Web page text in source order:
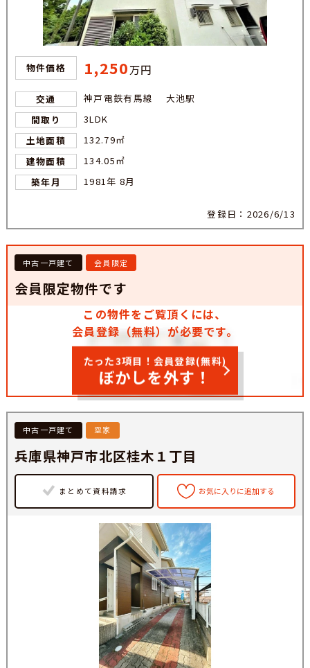
物件価格 1,250万円
交通
神戸電鉄有馬線 大池駅
間取り
3LDK
土地面積
132.79㎡
建物面積
134.05㎡
築年月
1981年 8月
登録日：2026/6/13
中古一戸建て 会員限定
会員限定物件です
この物件をご覧頂くには、
会員登録（無料）が必要です。
たった3項目！会員登録(無料)
ぼかしを外す！
中古一戸建て 空家
兵庫県神戸市北区桂木１丁目
まとめて資料請求 お気に入りに追加する